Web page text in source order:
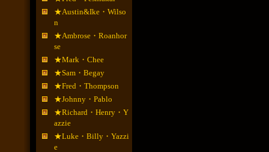
★Austin&Ike・Wilso
n
★Ambrose・Roanhor
se
★Mark・Chee
★Sam・Begay
★Fred・Thompson
★Johnny・Pablo
★Richard・Henry・Y
azzie
★Luke・Billy・Yazzi
e